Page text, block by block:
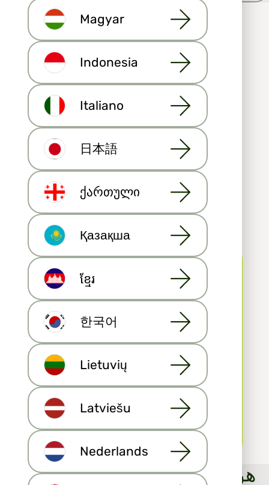
ما الذي يعنيه نظام إدارة
علاقات العملاء في مجال
العقارات؟ (CRM)
يرمز CRM إلى إدارة علاقات العملاء، وفي
العقارات، تعد إدارة علاقات العملاء ذات أهمية
خاصة لأن المبيعات تتم وجهًا لوجه، كما أن شراء
منزل يعد حدثًا مهمًا دائمًا في حياة الشخص. ما هو
نظام إدارة علاقات العملاء (CRM) في مجال
العقارات، على وجه الخصوص، هو الاهتمام
بالعميل في كل مرحلة من مراحل العلاقة. في
مجال العقارات، عادة ما تكون العلاقات مع العملاء
طويلة جدًا، وفي أفضل الأحوال، تستمر مدى
الحياة. لتحقيق الثقة، سيساعدك برنامج إدارة
علاقات العملاء (CRM) العقاري الجيد على القيام
حافظ على التقويم الخاص بك
قم بتعيين تذكيرات لنفسك
اكتب الملاحظات
Maija هو برنامج لإدارة علاقات
Magyar
Indonesia
Italiano
日本語
ქართული
Қазақша
ខ្មែរ
한국어
Lietuvių
Latviešu
Nederlands